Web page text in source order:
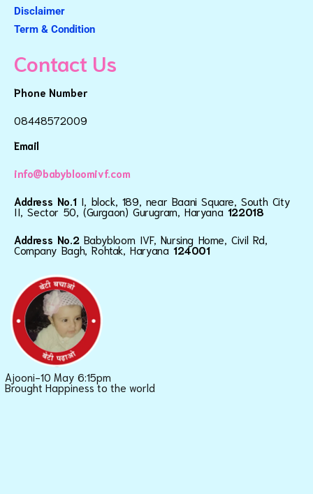
Disclaimer
Term & Condition
Contact Us
Phone Number
08448572009
Email
info@babybloomivf.com
Address No.1 I, block, 189, near Baani Square, South City
II, Sector 50, (Gurgaon) Gurugram, Haryana 122018
Address No.2 Babybloom IVF, Nursing Home, Civil Rd,
Company Bagh, Rohtak, Haryana124001
Ajooni-10 May 6:15pm
Brought Happiness to the world